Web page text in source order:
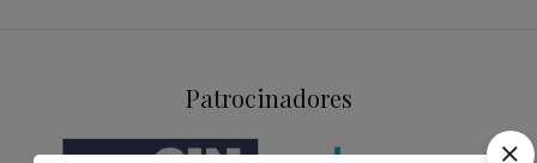
Patrocinadores